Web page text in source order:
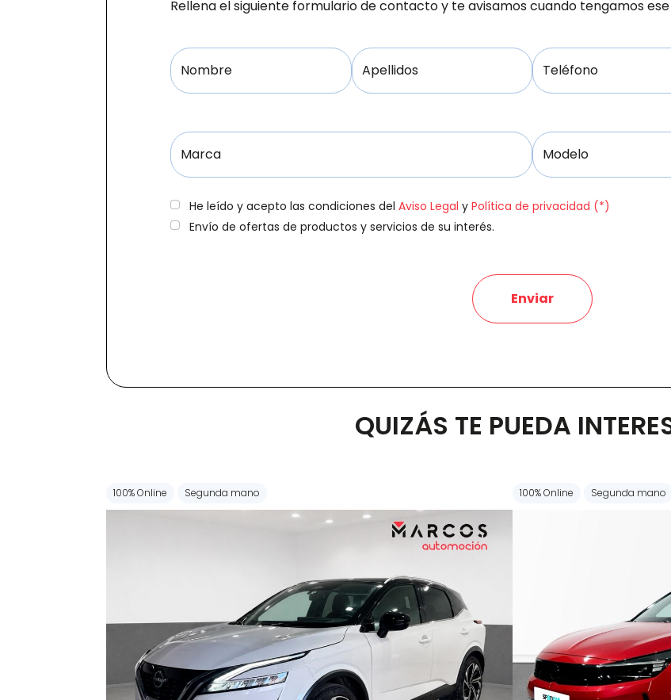
Rellena el siguiente formulario de contacto y te avisamos cuando tengamos
Nombre Apellidos Teléfono
Marca Modelo
He leído y acepto las condiciones del Aviso Legal y Política de privacidad (*)
Envío de ofertas de productos y servicios de su interés.
Enviar
QUIZÁS TE PUEDA
100% Online Segunda mano 100% Online Segunda mano